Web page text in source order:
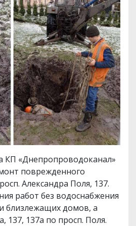
КП «Днепропроводоканал»
поврежденного
Александра Поля, 137.
работ без водоснабжения
близлежащих домов, а
137, 137а по просп. Поля.